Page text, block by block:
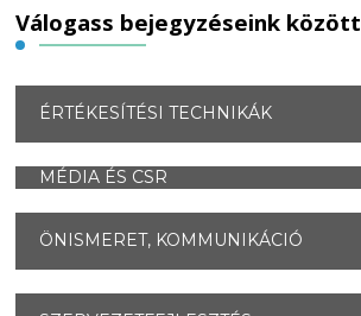
Válogass bejegyzéseink között
ÉRTÉKESÍTÉSI TECHNIKÁK
MÉDIA ÉS CSR
ÖNISMERET, KOMMUNIKÁCIÓ